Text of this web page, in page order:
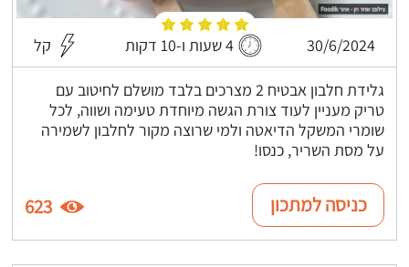
30/6/2024 4 שעות ו-10 דקות קל
גלידת חלבון אבטיח 2 מצרכים בלבד מושלם לחיטוב עם
טריק מעניין לעוד צורת הגשה מיוחדת טעימה ושווה, לכל
שומרי המשקל הדיאטה ולמי שרוצה מקור לחלבון לשמירה
על מסת השריר, כנסו!
כניסה למתכון 623